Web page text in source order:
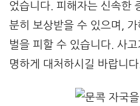
었습니다. 피해자는 신속한
분히 보상받을 수 있으며,
벌을 피할 수 있습니다. 사
명하게 대처하시길 바랍니다.